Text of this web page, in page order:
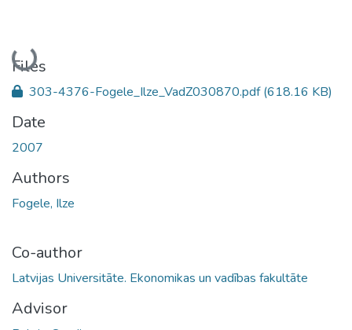
Loading...
Files
303-4376-Fogele_Ilze_VadZ030870.pdf(618.16 KB)
Date
2007
Authors
Fogele, Ilze
Co-author
Latvijas Universitāte. Ekonomikas un vadības fakultāte
Advisor